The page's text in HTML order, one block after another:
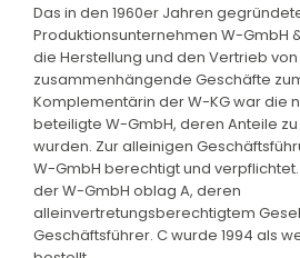
Das in den 1960er Jahren
Produktionsunternehmen W-GmbH
die Herstellung und den Vertrieb
zusammenhängende Geschäfte
Komplementärin der W-KG war die
beteiligte W-GmbH, deren Anteile zu
wurden. Zur alleinigen
W-GmbH berechtigt und
der W-GmbH oblag A, deren
alleinvertretungsberechtigtem
Geschäftsführer. C wurde 1994 als